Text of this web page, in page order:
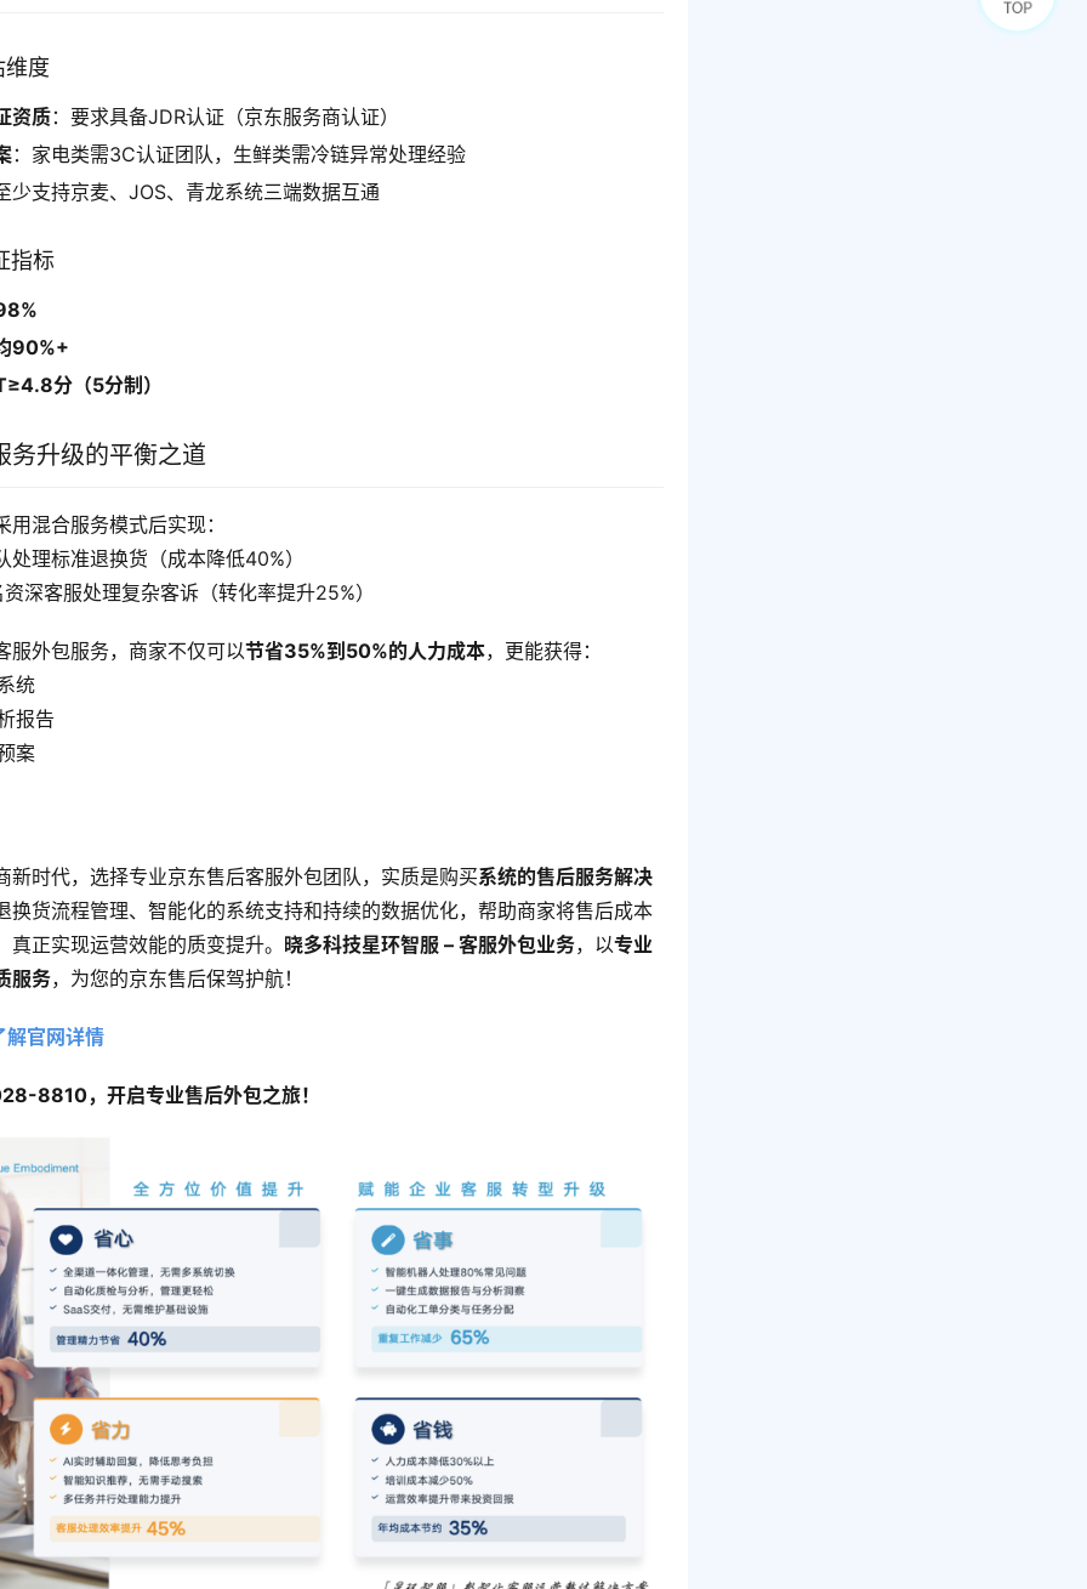
维度
资质：要求具备JDR认证（京东服务商认证）
：家电类需3C认证团队，生鲜类需冷链异常处理经验
少支持京麦、JOS、青龙系统三端数据互通
指标
90%+
分（5分制）
务升级的平衡之道
混合服务模式后实现：
处理标准退换货（成本降低40%）
深客服处理复杂客诉（转化率提升25%）
服外包服务，商家不仅可以节省35%到50%的人力成本，更能获得：
统
报告
案
新时代，选择专业京东售后客服外包团队，实质是购买系统的售后服务解决
换货流程管理、智能化的系统支持和持续的数据优化，帮助商家将售后成本
正实现运营效能的质变提升。 晓多科技星环智服 – 客服外包业务，以专业
服务，为您的京东售后保驾护航！
解官网详情
8810，开启专业售后外包之旅！